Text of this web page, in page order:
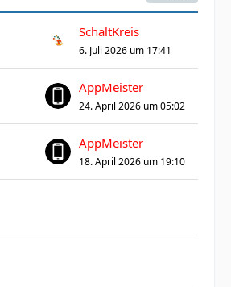
SchaltKreis
6. Juli 2026 um 17:41
AppMeister
24. April 2026 um 05:02
AppMeister
18. April 2026 um 19:10